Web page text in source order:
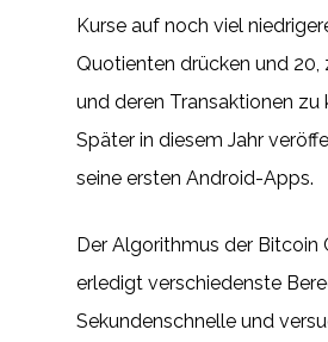
Kurse auf noch viel
Quotienten drücken und 20,
und deren Transaktionen zu
Später in diesem Jahr
seine ersten Android-Apps.
Der Algorithmus der Bitcoin
erledigt verschiedenste
Sekundenschnelle und